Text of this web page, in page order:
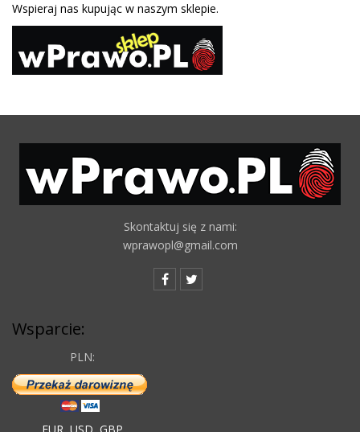
Wspieraj nas kupując w naszym sklepie.
Skontaktuj się z nami:
wprawopl@gmail.com
Wsparcie:
PLN:
EUR, USD, GBP